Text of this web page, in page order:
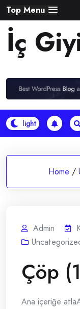
Skip
to
content
Top Menu
İç
Home /
Admin
Çöp
Ana içeriğe